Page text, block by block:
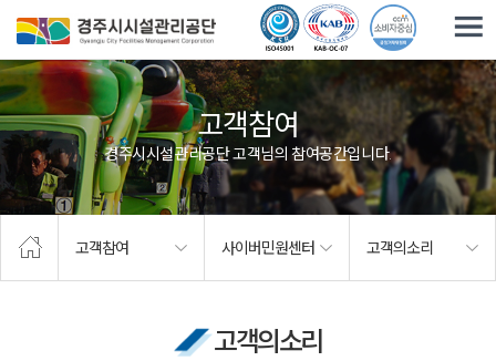
고객참여
경주시시설관리공단 고객님의 참여공간입니다.
고객참여 사이버민원센터 고객의소리
고객의소리